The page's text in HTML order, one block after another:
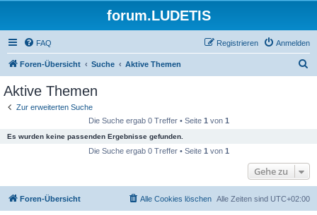
forum.LUDETIS
FAQ Anmelden
Registrieren
Foren-Übersicht Suche Aktive Themen
Aktive Themen
Zur erweiterten Suche
Die Suche ergab 0 Treffer • Seite 1 von 1
Es wurden keine passenden Ergebnisse gefunden.
Die Suche ergab 0 Treffer • Seite 1 von 1
Gehe zu
Foren-Übersicht Alle Zeiten sind UTC+02:00
Alle Cookies löschen